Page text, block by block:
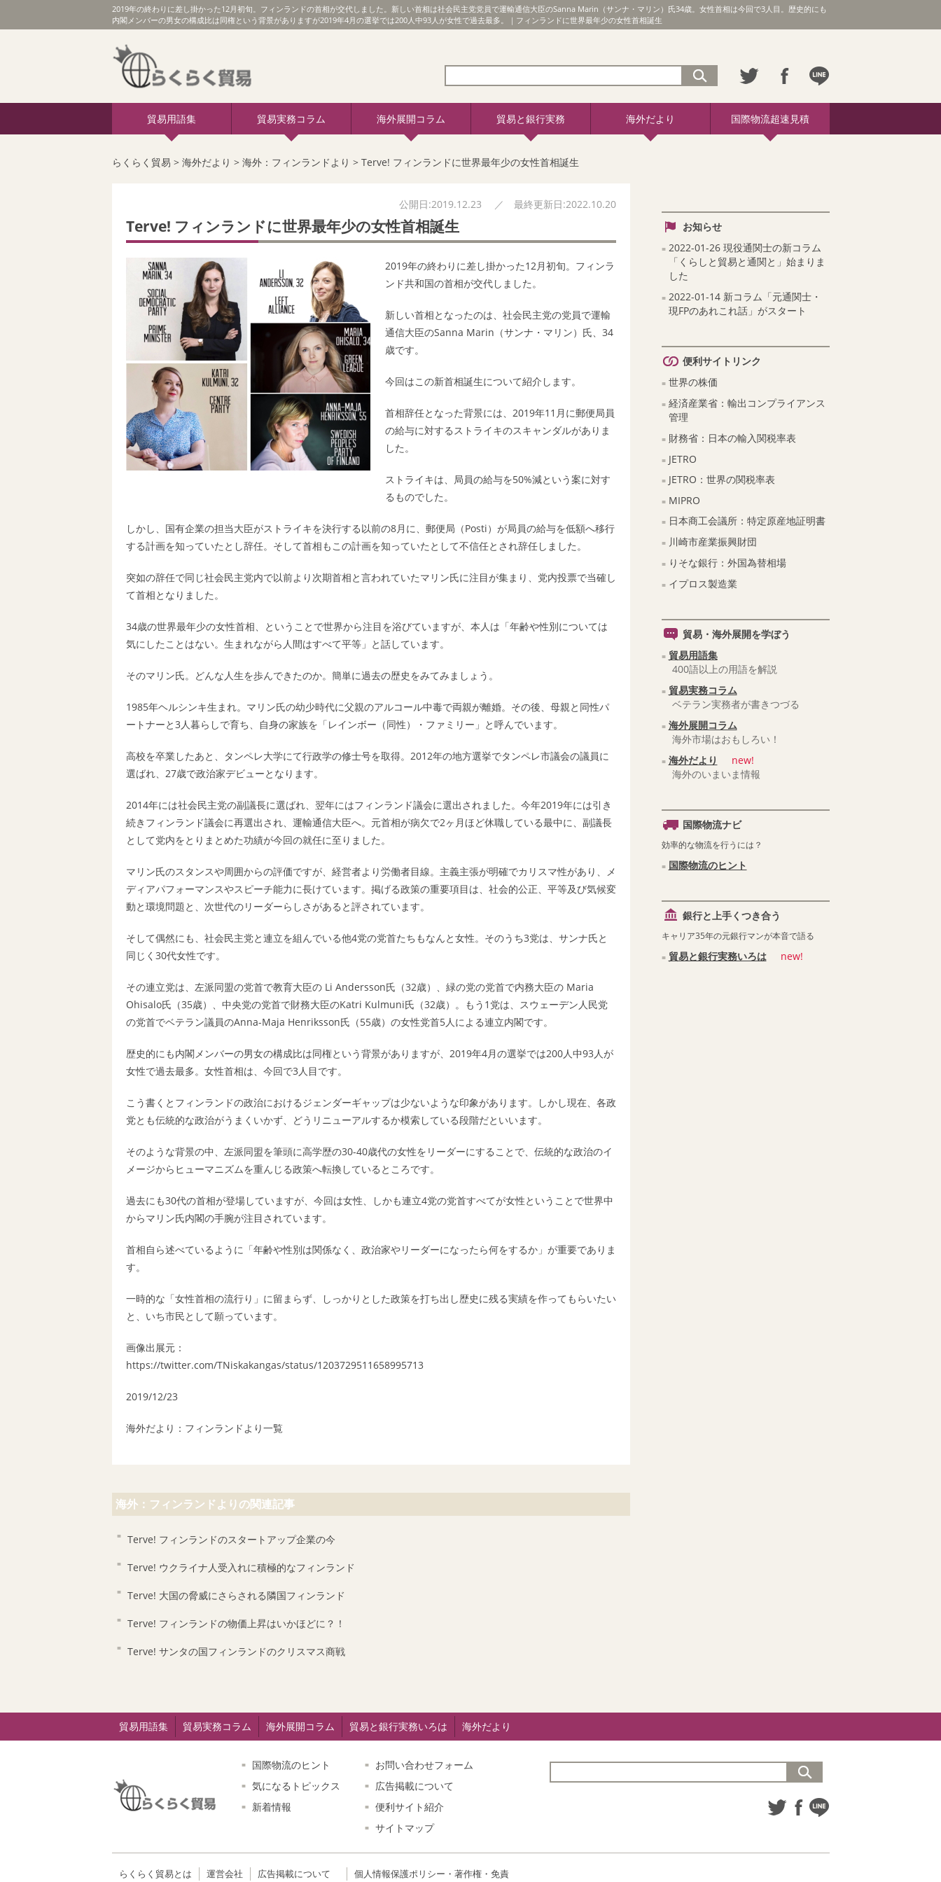
2019年の終わりに差し掛かった12月初旬。フィンランドの首相が交代しました。新しい首相は社会民主党党員で運輸通信大臣のSanna Marin（サンナ・マリン）氏34歳。女性首相は今回で3人目。歴史的にも
内閣メンバーの男女の構成比は同権という背景がありますが2019年4月の選挙では200人中93人が女性で過去最多。｜フィンランドに世界最年少の女性首相誕生
貿易用語集 貿易実務コラム 海外展開コラム 貿易と銀行実務 海外だより 国際物流超速見積
らくらく貿易 > 海外だより > 海外：フィンランドより > Terve! フィンランドに世界最年少の女性首相誕生
公開日:2019.12.23 ／ 最終更新日:2022.10.20
Terve! フィンランドに世界最年少の女性首相誕生
2019年の終わりに差し掛かった12月初旬。フィンラ
ンド共和国の首相が交代しました。
新しい首相となったのは、社会民主党の党員で運輸
通信大臣のSanna Marin（サンナ・マリン）氏、34
歳です。
今回はこの新首相誕生について紹介します。
首相辞任となった背景には、2019年11月に郵便局員
の給与に対するストライキのスキャンダルがありま
した。
ストライキは、局員の給与を50%減という案に対す
るものでした。
しかし、国有企業の担当大臣がストライキを決行する以前の8月に、郵便局（Posti）が局員の給与を低額へ移行
する計画を知っていたとし辞任。そして首相もこの計画を知っていたとして不信任とされ辞任しました。
突如の辞任で同じ社会民主党内で以前より次期首相と言われていたマリン氏に注目が集まり、党内投票で当確し
て首相となりました。
34歳の世界最年少の女性首相、ということで世界から注目を浴びていますが、本人は「年齢や性別については
気にしたことはない。生まれながら人間はすべて平等」と話しています。
そのマリン氏。どんな人生を歩んできたのか。簡単に過去の歴史をみてみましょう。
1985年ヘルシンキ生まれ。マリン氏の幼少時代に父親のアルコール中毒で両親が離婚。その後、母親と同性パ
ートナーと3人暮らしで育ち、自身の家族を「レインボー（同性）・ファミリー」と呼んでいます。
高校を卒業したあと、タンペレ大学にて行政学の修士号を取得。2012年の地方選挙でタンペレ市議会の議員に
選ばれ、27歳で政治家デビューとなります。
2014年には社会民主党の副議長に選ばれ、翌年にはフィンランド議会に選出されました。今年2019年には引き
続きフィンランド議会に再選出され、運輸通信大臣へ。元首相が病欠で2ヶ月ほど休職している最中に、副議長
として党内をとりまとめた功績が今回の就任に至りました。
マリン氏のスタンスや周囲からの評価ですが、経営者より労働者目線。主義主張が明確でカリスマ性があり、メ
ディアパフォーマンスやスピーチ能力に長けています。掲げる政策の重要項目は、社会的公正、平等及び気候変
動と環境問題と、次世代のリーダーらしさがあると評されています。
そして偶然にも、社会民主党と連立を組んでいる他4党の党首たちもなんと女性。そのうち3党は、サンナ氏と
同じく30代女性です。
その連立党は、左派同盟の党首で教育大臣の Li Andersson氏（32歳）、緑の党の党首で内務大臣の Maria
Ohisalo氏（35歳）、中央党の党首で財務大臣のKatri Kulmuni氏（32歳）。もう1党は、スウェーデン人民党
の党首でベテラン議員のAnna-Maja Henriksson氏（55歳）の女性党首5人による連立内閣です。
歴史的にも内閣メンバーの男女の構成比は同権という背景がありますが、2019年4月の選挙では200人中93人が
女性で過去最多。女性首相は、今回で3人目です。
こう書くとフィンランドの政治におけるジェンダーギャップは少ないような印象があります。しかし現在、各政
党とも伝統的な政治がうまくいかず、どうリニューアルするか模索している段階だといいます。
そのような背景の中、左派同盟を筆頭に高学歴の30-40歳代の女性をリーダーにすることで、伝統的な政治のイ
メージからヒューマニズムを重んじる政策へ転換しているところです。
過去にも30代の首相が登場していますが、今回は女性、しかも連立4党の党首すべてが女性ということで世界中
からマリン氏内閣の手腕が注目されています。
首相自ら述べているように「年齢や性別は関係なく、政治家やリーダーになったら何をするか」が重要でありま
す。
一時的な「女性首相の流行り」に留まらず、しっかりとした政策を打ち出し歴史に残る実績を作ってもらいたい
と、いち市民として願っています。
画像出展元：
https://twitter.com/TNiskakangas/status/1203729511658995713
2019/12/23
海外だより：フィンランドより一覧
海外：フィンランドよりの関連記事
Terve! フィンランドのスタートアップ企業の今
Terve! ウクライナ人受入れに積極的なフィンランド
Terve! 大国の脅威にさらされる隣国フィンランド
Terve! フィンランドの物価上昇はいかほどに？！
Terve! サンタの国フィンランドのクリスマス商戦
お知らせ
2022-01-26 現役通関士の新コラム
「くらしと貿易と通関と」始まりま
した
2022-01-14 新コラム「元通関士・
現FPのあれこれ話」がスタート
便利サイトリンク
世界の株価
経済産業省：輸出コンプライアンス
管理
財務省：日本の輸入関税率表
JETRO
JETRO：世界の関税率表
MIPRO
日本商工会議所：特定原産地証明書
川崎市産業振興財団
りそな銀行：外国為替相場
イプロス製造業
貿易・海外展開を学ぼう
貿易用語集
400語以上の用語を解説
貿易実務コラム
ベテラン実務者が書きつづる
海外展開コラム
海外市場はおもしろい！
海外だより
new!
海外のいまいま情報
国際物流ナビ
効率的な物流を行うには？
国際物流のヒント
銀行と上手くつき合う
キャリア35年の元銀行マンが本音で語る
貿易と銀行実務いろは new!
貿易用語集 貿易実務コラム 海外展開コラム 貿易と銀行実務いろは 海外だより
国際物流のヒント
気になるトピックス
新着情報
お問い合わせフォーム
広告掲載について
便利サイト紹介
サイトマップ
らくらく貿易とは 運営会社 広告掲載について
個人情報保護ポリシー・著作権・免責